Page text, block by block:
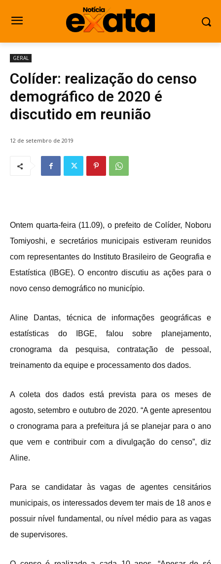
GERAL
Colíder: realização do censo
demográfico de 2020 é
discutido em reunião
12 de setembro de 2019
Ontem quarta-feira (11.09), o prefeito de Colíder, Noboru
Tomiyoshi, e secretários municipais estiveram reunidos
com representantes do Instituto Brasileiro de Geografia e
Estatística (IBGE). O encontro discutiu as ações para o
novo censo demográfico no município.
Aline Dantas, técnica de informações geográficas e
estatísticas do IBGE, falou sobre planejamento,
cronograma da pesquisa, contratação de pessoal,
treinamento da equipe e processamento dos dados.
A coleta dos dados está prevista para os meses de
agosto, setembro e outubro de 2020. “A gente apresentou
o cronograma para a prefeitura já se planejar para o ano
que vem e contribuir com a divulgação do censo”, diz
Aline.
Para se candidatar às vagas de agentes censitários
municipais, os interessados devem ter mais de 18 anos e
possuir nível fundamental, ou nível médio para as vagas
de supervisores.